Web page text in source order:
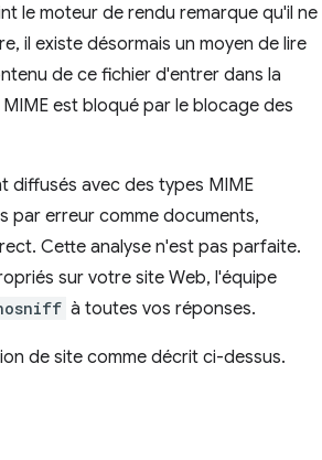
le moteur de rendu remarque qu'il ne
il existe désormais un moyen de lire
de ce fichier d'entrer dans la
est bloqué par le blocage des
diffusés avec des types MIME
par erreur comme documents,
Cette analyse n'est pas parfaite.
sur votre site Web, l'équipe
à toutes vos réponses.
de site comme décrit ci-dessus.